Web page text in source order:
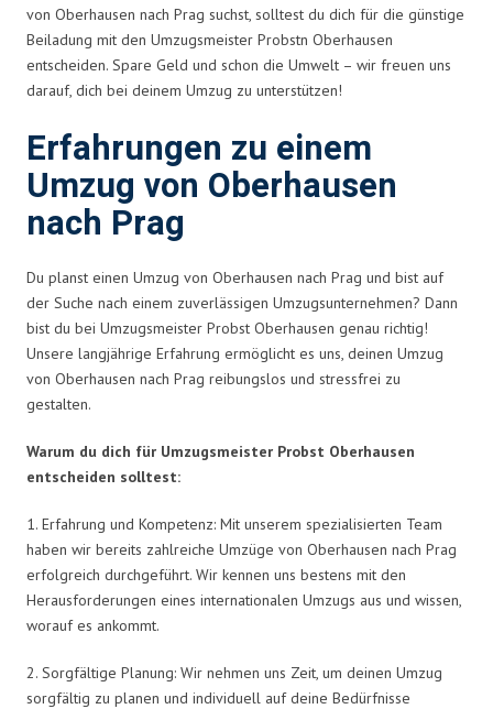
von Oberhausen nach Prag suchst, solltest du dich für die günstige
Beiladung mit den Umzugsmeister Probstn Oberhausen
entscheiden. Spare Geld und schon die Umwelt – wir freuen uns
darauf, dich bei deinem Umzug zu unterstützen!
Erfahrungen zu einem
Umzug von Oberhausen
nach Prag
Du planst einen Umzug von Oberhausen nach Prag und bist auf
der Suche nach einem zuverlässigen Umzugsunternehmen? Dann
bist du bei Umzugsmeister Probst Oberhausen genau richtig!
Unsere langjährige Erfahrung ermöglicht es uns, deinen Umzug
von Oberhausen nach Prag reibungslos und stressfrei zu
gestalten.
Warum du dich für Umzugsmeister Probst Oberhausen
entscheiden solltest:
1. Erfahrung und Kompetenz: Mit unserem spezialisierten Team
haben wir bereits zahlreiche Umzüge von Oberhausen nach Prag
erfolgreich durchgeführt. Wir kennen uns bestens mit den
Herausforderungen eines internationalen Umzugs aus und wissen,
worauf es ankommt.
2. Sorgfältige Planung: Wir nehmen uns Zeit, um deinen Umzug
sorgfältig zu planen und individuell auf deine Bedürfnisse